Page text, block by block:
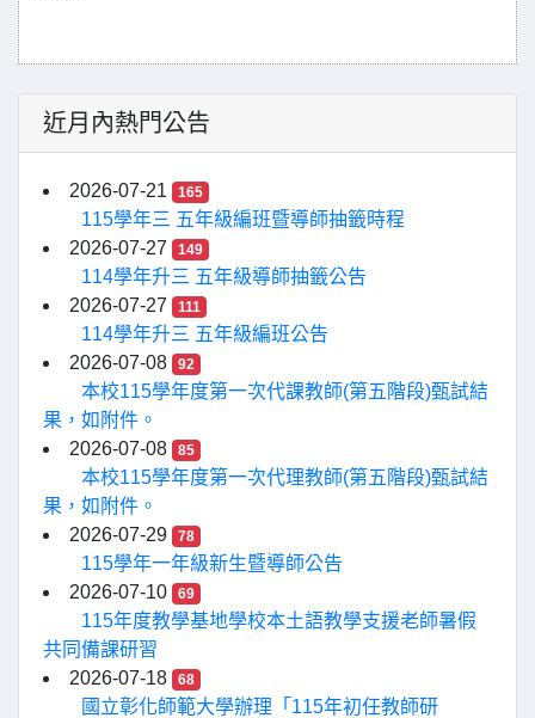
近月內熱門公告
2026-07-21 165
115學年三 五年級編班暨導師抽籤時程
2026-07-27
149
114學年升三 五年級導師抽籤公告
2026-07-27
111
114學年升三 五年級編班公告
2026-07-08
92
本校115學年度第一次代課教師(第五階段)甄試結
果，如附件。
2026-07-08
85
本校115學年度第一次代理教師(第五階段)甄試結
果，如附件。
2026-07-29
78
115學年一年級新生暨導師公告
2026-07-10
69
115年度教學基地學校本土語教學支援老師暑假
共同備課研習
2026-07-18
68
國立彰化師範大學辦理「115年初任教師研